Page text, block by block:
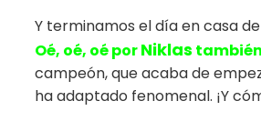
Y terminamos el día en casa
Oé, oé, oé porNiklas también
campeón, que acaba de
ha adaptado fenomenal. ¡Y